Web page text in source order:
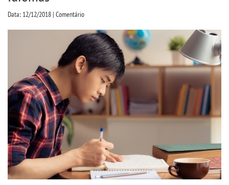
CURSOS
BACHARELADOS
LICENCIATURAS
TECNOLÓGICOS
Data: 12/12/2018 | Comentário